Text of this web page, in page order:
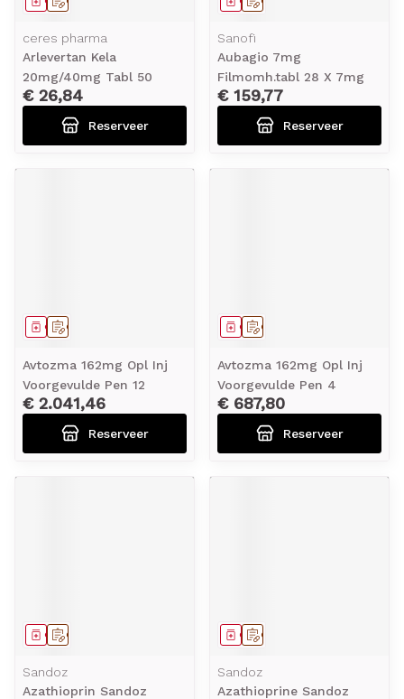
ceres pharma
Arlevertan Kela
20mg/40mg Tabl 50
€ 26,84
Reserveer
Sanofi
Aubagio 7mg
Filmomh.tabl 28 X 7mg
€ 159,77
Reserveer
Op voorschrift
Geneesmiddel
Avtozma 162mg Opl Inj
Voorgevulde Pen 12
€ 2.041,46
Reserveer
Op voorschrift
Geneesmiddel
Avtozma 162mg Opl Inj
Voorgevulde Pen 4
€ 687,80
Reserveer
Op voorschrift
Geneesmiddel
Sandoz
Azathioprin Sandoz
Op voorschrift
Geneesmiddel
Sandoz
Azathioprine Sandoz